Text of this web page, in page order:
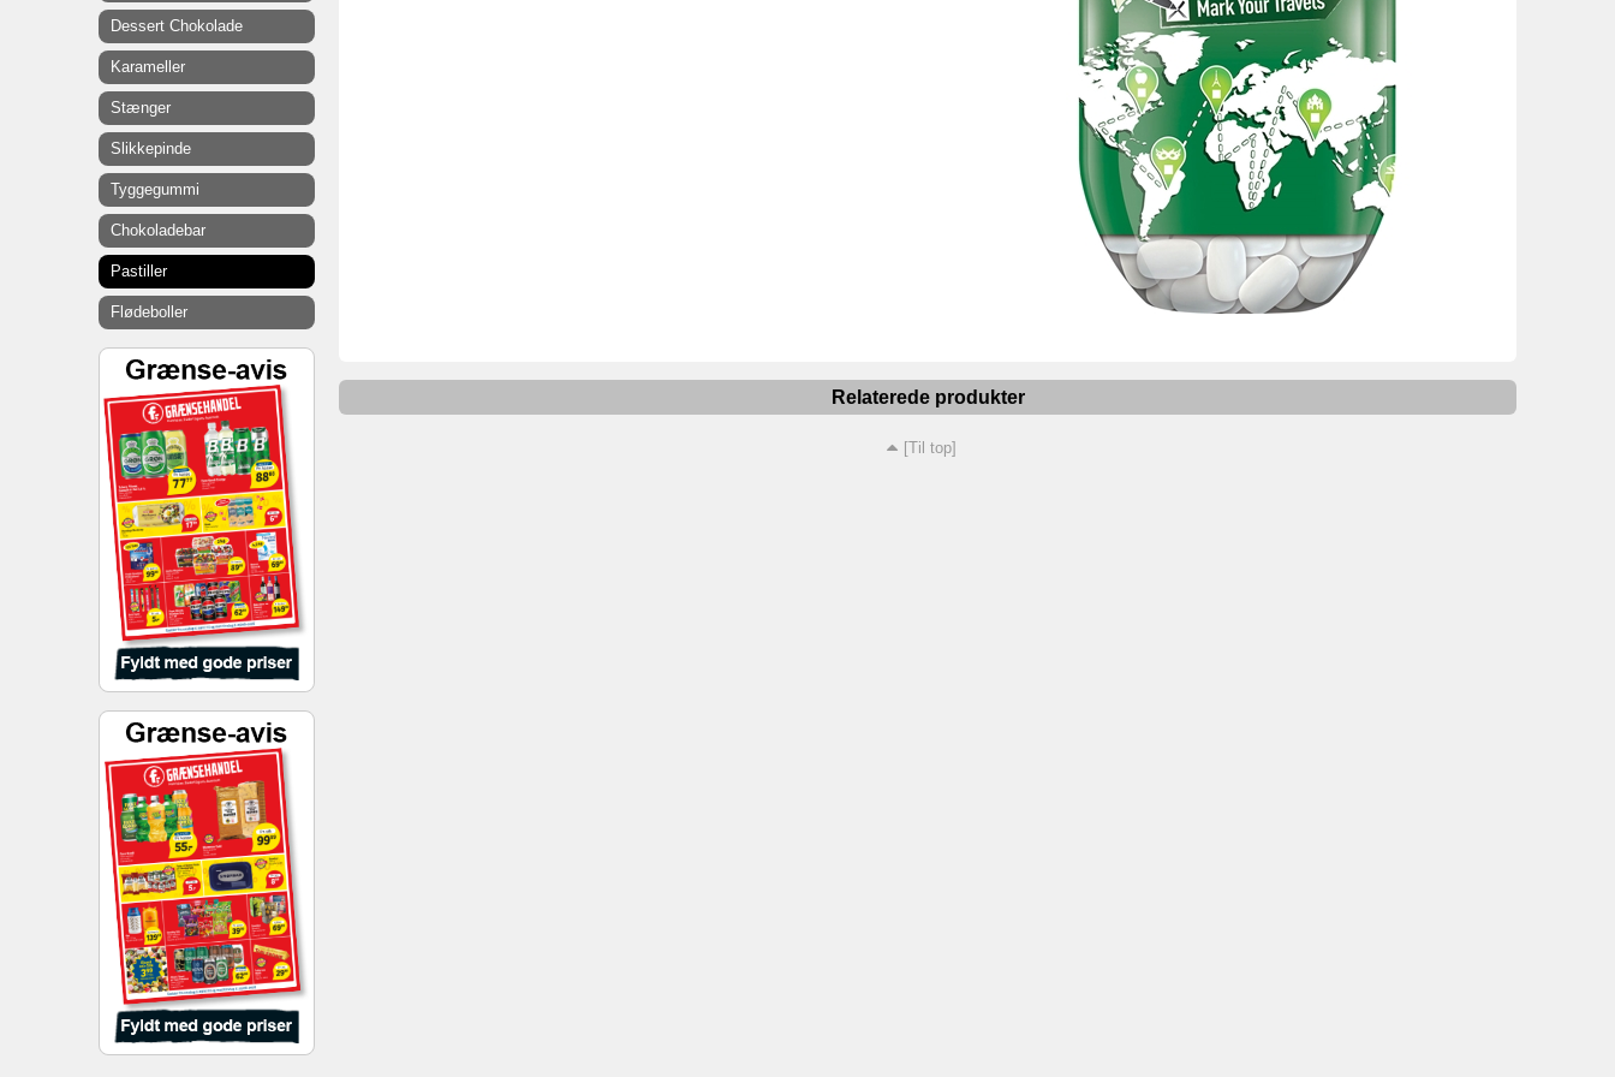
Relaterede produkter
[Til top]
Dessert Chokolade
Karameller
Stænger
Slikkepinde
Tyggegummi
Chokoladebar
Pastiller
Flødeboller